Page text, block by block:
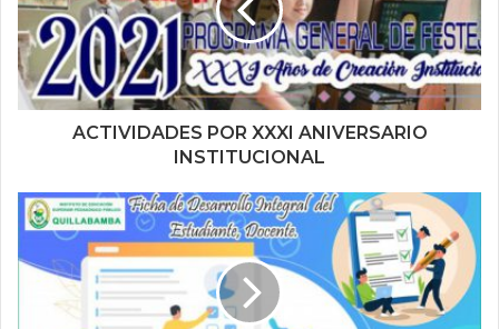
ACTIVIDADES POR XXXI ANIVERSARIO
INSTITUCIONAL